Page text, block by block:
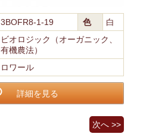
3BOFR8-1-19 色
白
ビオロジック（オーガニック、
有機農法）
ロワール
詳細を見る
次へ >>